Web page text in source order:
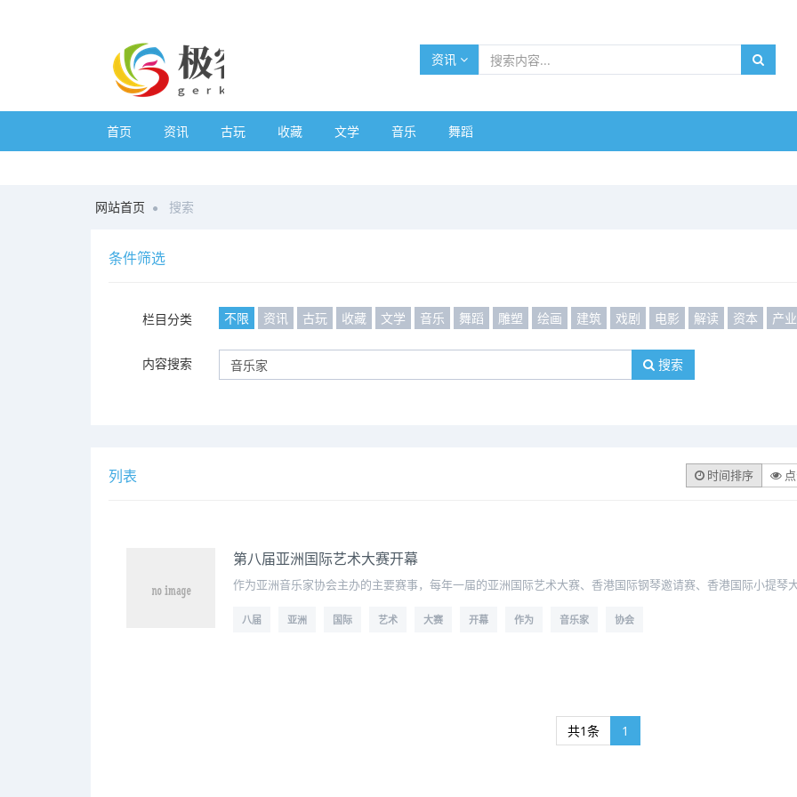
资讯
首页 资讯 古玩 收藏 文学 音乐 舞蹈
网站首页 搜索
条件筛选
栏目分类 不限 资讯 古玩 收藏 文学 音乐 舞蹈 雕塑 绘画 建筑 戏剧 电影 解读 资本 产业
内容搜索 搜索
列表 时间排序
第八届亚洲国际艺术大赛开幕
作为亚洲音乐家协会主办的主要赛事，每年一届的亚洲国际艺术大赛、香港国际钢琴邀请赛、香港国际小提
八届 亚洲 国际 艺术 大赛 开幕 作为 音乐家 协会
共1条 1